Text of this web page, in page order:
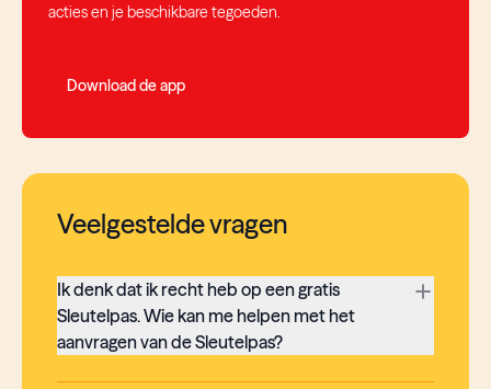
acties en je beschikbare tegoeden.
Download de app
Veelgestelde vragen
Ik denk dat ik recht heb op een gratis
Sleutelpas. Wie kan me helpen met het
aanvragen van de Sleutelpas?